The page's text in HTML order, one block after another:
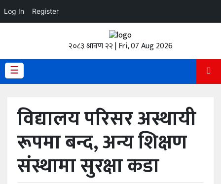
Log In Register
२०८३ श्रावण २२ | Fri, 07 Aug 2026
☰
अपडेट
प्रदेश
राजनीति
विद्यालय परिसर अस्थायी
रूपमा बन्द, अन्य शिक्षण
संस्थामा सुरक्षा कडा